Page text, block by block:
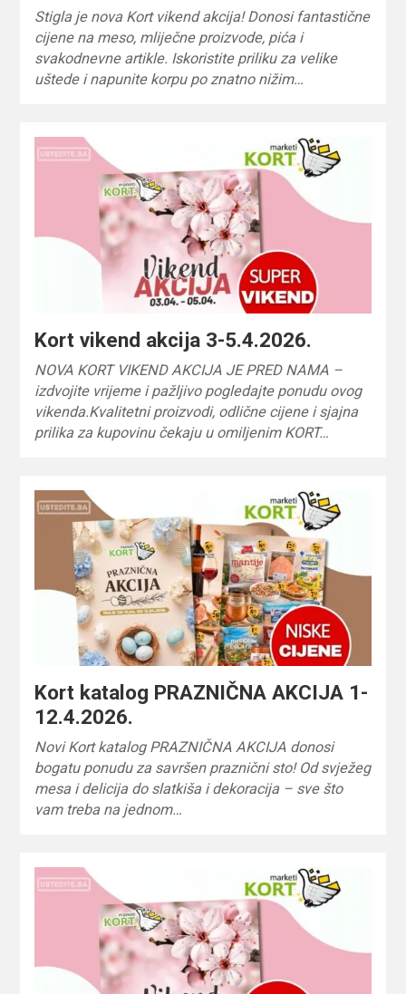
Stigla je nova Kort vikend akcija! Donosi fantastične
cijene na meso, mliječne proizvode, pića i
svakodnevne artikle. Iskoristite priliku za velike
uštede i napunite korpu po znatno nižim…
Kort vikend akcija 3-5.4.2026.
NOVA KORT VIKEND AKCIJA JE PRED NAMA –
izdvojite vrijeme i pažljivo pogledajte ponudu ovog
vikenda.Kvalitetni proizvodi, odlične cijene i sjajna
prilika za kupovinu čekaju u omiljenim KORT…
Kort katalog PRAZNIČNA AKCIJA 1-
12.4.2026.
Novi Kort katalog PRAZNIČNA AKCIJA donosi
bogatu ponudu za savršen praznični sto! Od svježeg
mesa i delicija do slatkiša i dekoracija – sve što
vam treba na jednom…